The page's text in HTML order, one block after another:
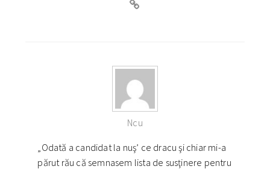
Ncu
„Odată a candidat la nuş’ ce dracu şi chiar mi-a
părut rău că semnasem lista de susţinere pentru